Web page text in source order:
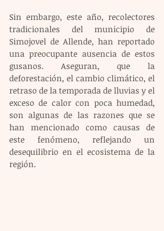
Sin embargo, este año, recolectores
tradicionales del municipio de
Simojovel de Allende, han reportado
una preocupante ausencia de estos
gusanos. Aseguran, que la
deforestación, el cambio climático, el
retraso de la temporada de lluvias y el
exceso de calor con poca humedad,
son algunas de las razones que se
han mencionado como causas de
este fenómeno, reflejando un
desequilibrio en el ecosistema de la
región.